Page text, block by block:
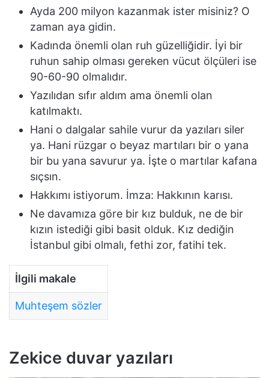
Ayda 200 milyon kazanmak ister misiniz? O
zaman aya gidin.
Kadında önemli olan ruh güzelliğidir. İyi bir
ruhun sahip olması gereken vücut ölçüleri ise
90-60-90 olmalıdır.
Yazılıdan sıfır aldım ama önemli olan
katılmaktı.
Hani o dalgalar sahile vurur da yazıları siler
ya. Hani rüzgar o beyaz martıları bir o yana
bir bu yana savurur ya. İşte o martılar kafana
sıçsın.
Hakkımı istiyorum. İmza: Hakkının karısı.
Ne davamıza göre bir kız bulduk, ne de bir
kızın istediği gibi basit olduk. Kız dediğin
İstanbul gibi olmalı, fethi zor, fatihi tek.
İlgili makale
Muhteşem sözler
Zekice duvar yazıları